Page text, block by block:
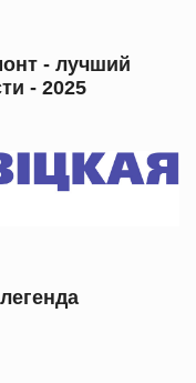
- лучший
- 2025